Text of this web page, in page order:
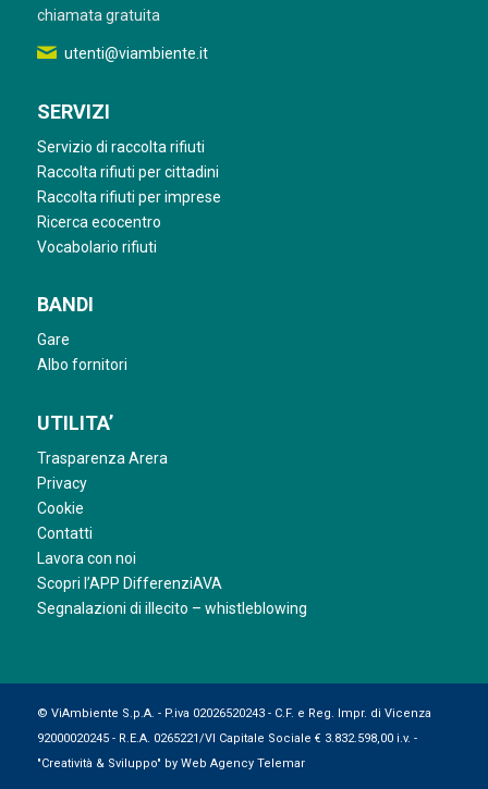
chiamata gratuita
utenti@viambiente.it
SERVIZI
Servizio di raccolta rifiuti
Raccolta rifiuti per cittadini
Raccolta rifiuti per imprese
Ricerca ecocentro
Vocabolario rifiuti
BANDI
Gare
Albo fornitori
UTILITA’
Trasparenza Arera
Privacy
Cookie
Contatti
Lavora con noi
Scopri l’APP DifferenziAVA
Segnalazioni di illecito – whistleblowing
© ViAmbiente S.p.A. - P.iva 02026520243 - C.F. e Reg. Impr. di Vicenza
92000020245 - R.E.A. 0265221/VI Capitale Sociale € 3.832.598,00 i.v. -
"Creatività & Sviluppo" by Web Agency Telemar